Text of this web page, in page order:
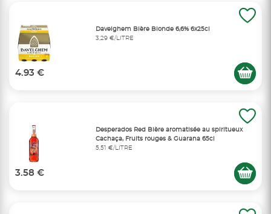
Davelghem Bière Blonde 6,6% 6x25cl
3,29 €/LITRE
4.93 €
Desperados Red Bière aromatisée au spiritueux
Cachaça, Fruits rouges & Guarana 65cl
5,51 €/LITRE
3.58 €